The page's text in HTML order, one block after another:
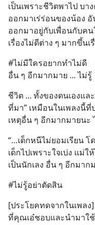
เป็นเพราะชีวิตพาไป บา
ออกมาเร่ร่อนของน้อง
ออกมาอยู่กับเพื่อนกับค
เรื่องไม่ดีต่าง ๆ มากขึ้นเ
#ไม่มีใครอยากทำไม่ดี
อื่น ๆ อีกมากมาย ... ไม่รู้
ชีวิต ... ทั้งของตนเองแ
ที่มา” เหมือนในเพลงนี้ที่
เหตุอื่น ๆ อีกมากมายนะ
“…เด็กหนีไม่ยอมเรียน โ
เด็กไปเพราะใจเบ่ง แม่
เป็นนักเลง อื่น ๆ อีกมาก
#ไม่รู้อย่าตัดสิน
[ประโยคทดจากในเพลง]
ที่คุณเอ๋ชอบและนำมาใช้